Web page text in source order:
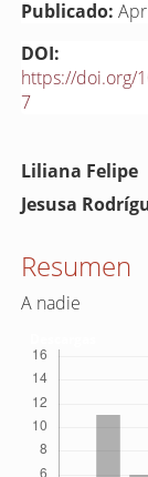
Publicado:
DOI:
https://doi.org/
7
Contenido
principal
artículo
Liliana Felipe
Jesusa
Resumen
A nadie